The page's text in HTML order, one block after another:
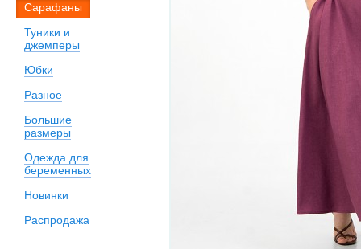
Сарафаны
Туники и
джемперы
Юбки
Разное
Большие
размеры
Одежда для
беременных
Новинки
Распродажа